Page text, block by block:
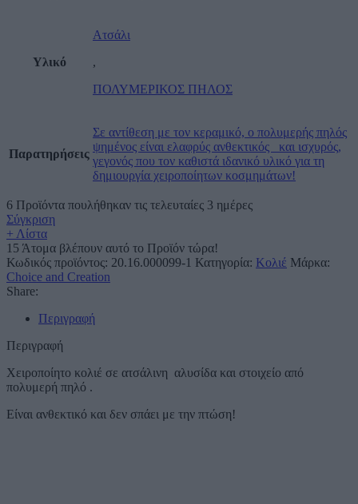
Υλικό
Ατσάλι
,
ΠΟΛΥΜΕΡΙΚΟΣ ΠΗΛΟΣ
Παρατηρήσεις
Σε αντίθεση με τον κεραμικό, ο πολυμερής πηλός
ψημένος είναι ελαφρύς ανθεκτικός και ισχυρός,
γεγονός που τον καθιστά ιδανικό υλικό για τη
δημιουργία χειροποίητων κοσμημάτων!
6 Προϊόντα πουλήθηκαν τις τελευταίες 3 ημέρες
Σύγκριση
+ Λίστα
15 Άτομα βλέπουν αυτό το Προϊόν τώρα!
Κωδικός προϊόντος: 20.16.000099-1 Κατηγορία: Κολιέ Μάρκα:
Choice and Creation
Share:
Περιγραφή
Περιγραφή
Χειροποίητο κολιέ σε ατσάλινη αλυσίδα και στοιχείο από
πολυμερή πηλό .
Είναι ανθεκτικό και δεν σπάει με την πτώση!